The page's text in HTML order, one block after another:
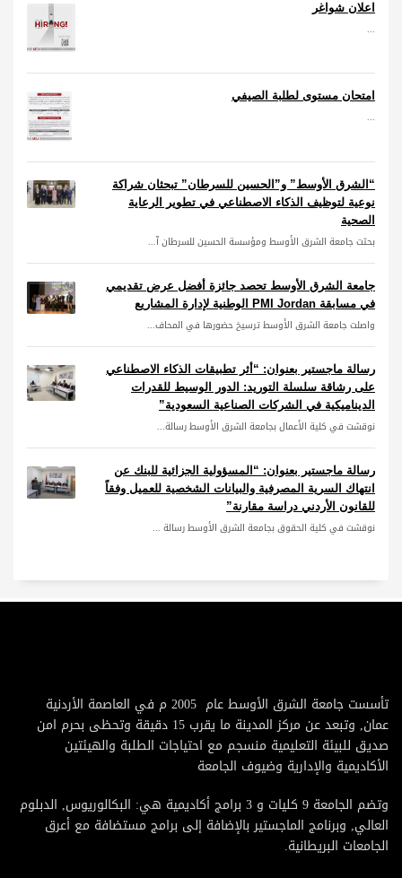
اعلان شواغر
...
امتحان مستوى لطلبة الصيفي
...
“الشرق الأوسط” و”الحسين للسرطان” تبحثان شراكة
نوعية لتوظيف الذكاء الاصطناعي في تطوير الرعاية
الصحية
بحثت جامعة الشرق الأوسط ومؤسسة الحسين للسرطان آ...
جامعة الشرق الأوسط تحصد جائزة أفضل عرض تقديمي
في مسابقة PMI Jordan الوطنية لإدارة المشاريع
واصلت جامعة الشرق الأوسط ترسيخ حضورها في المحاف...
رسالة ماجستير بعنوان: “أثر تطبيقات الذكاء الاصطناعي
على رشاقة سلسلة التوريد: الدور الوسيط للقدرات
الديناميكية في الشركات الصناعية السعودية”
نوقشت في كلية الأعمال بجامعة الشرق الأوسط رسالة...
رسالة ماجستير بعنوان: “المسؤولية الجزائية للبنك عن
انتهاك السرية المصرفية والبيانات الشخصية للعميل وفقاً
للقانون الأردني دراسة مقارنة”
نوقشت في كلية الحقوق بجامعة الشرق الأوسط رسالة ...
تأسست جامعة الشرق الأوسط عام 2005 م في العاصمة الأردنية
عمان, وتبعد عن مركز المدينة ما يقرب 15 دقيقة وتحظى بحرم امن
صديق للبيئة التعليمية منسجم مع احتياجات الطلبة والهيئتين
الأكاديمية والإدارية وضيوف الجامعة
وتضم الجامعة 9 كليات و 3 برامج أكاديمية هي: البكالوريوس, الدبلوم
العالي, وبرنامج الماجستير بالإضافة إلى برامج مستضافة مع أعرق
الجامعات البريطانية.